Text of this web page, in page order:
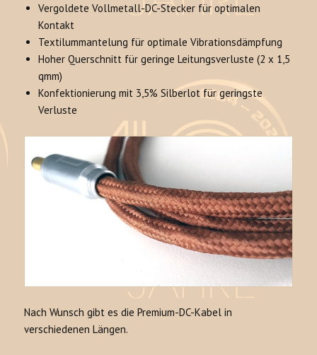
Vergoldete Vollmetall-DC-Stecker für optimalen
Kontakt
Textilummantelung für optimale Vibrationsdämpfung
Hoher Querschnitt für geringe Leitungsverluste (2 x 1,5
qmm)
Konfektionierung mit 3,5% Silberlot für geringste
Verluste
Nach Wunsch gibt es die Premium-DC-Kabel in
verschiedenen Längen.